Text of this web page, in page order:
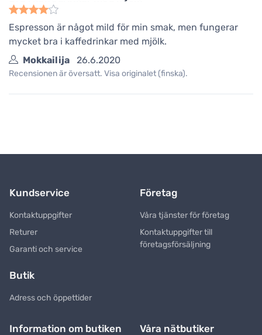
Espresson är något mild för min smak, men fungerar
mycket bra i kaffedrinkar med mjölk.
Mokkailija
26.6.2020
Recensionen är översatt. Visa originalet (finska).
Kundservice
Kontaktuppgifter
Returer
Garanti och service
Företag
Våra tjänster för företag
Kontaktuppgifter till
företagsförsäljning
Butik
Adress och öppettider
Information om butiken Våra nätbutiker